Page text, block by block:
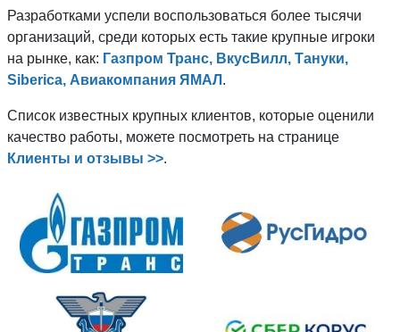
Разработками успели воспользоваться более тысячи
организаций, среди которых есть такие крупные игроки
на рынке, как: Газпром Транс, ВкусВилл, Тануки,
Siberica, Авиакомпания ЯМАЛ .
Список известных крупных клиентов, которые оценили
качество работы, можете посмотреть на странице
Клиенты и отзывы >>.